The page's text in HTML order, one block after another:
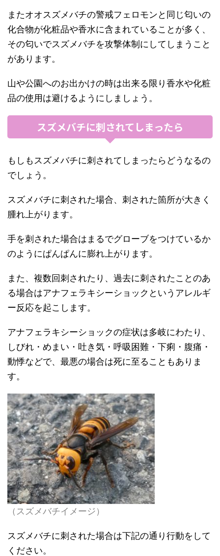
またオオスズメバチの警戒フェロモンと同じ匂いの
化合物が化粧品や香水に含まれていることが多く、
その匂いでスズメバチを攻撃体制にしてしまうこと
があります。
山や公園へのお出かけの時は出来る限り香水や化粧
品の使用は避けるようにしましょう。
スズメバチに刺されてしまったら
もしもスズメバチに刺されてしまったらどうなるの
でしょう。
スズメバチに刺された場合、刺された箇所が大きく
腫れ上がります。
手を刺された場合はまるでグローブをつけているか
のようにぱんぱんに膨れ上がります。
また、複数回刺されたり、過去に刺されたことのあ
る場合はアナフェラキシーショックというアレルギ
ー反応を起こします。
アナフェラキシーショックの症状は多岐にわたり、
しびれ・めまい・吐き気・呼吸困難・下痢・腹痛・
動悸などで、最悪の場合は死に至ることもありま
す。
（スズメバチイメージ）
スズメバチに刺された場合は下記の通り行動をして
ください。